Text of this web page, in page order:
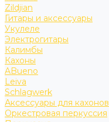
Zildjian
Гитары и аксессуары
Укулеле
Электрогитары
Калимбы
Кахоны
ABueno
Leiva
Schlagwerk
Аксессуары для кахонов
Оркестровая перкуссия